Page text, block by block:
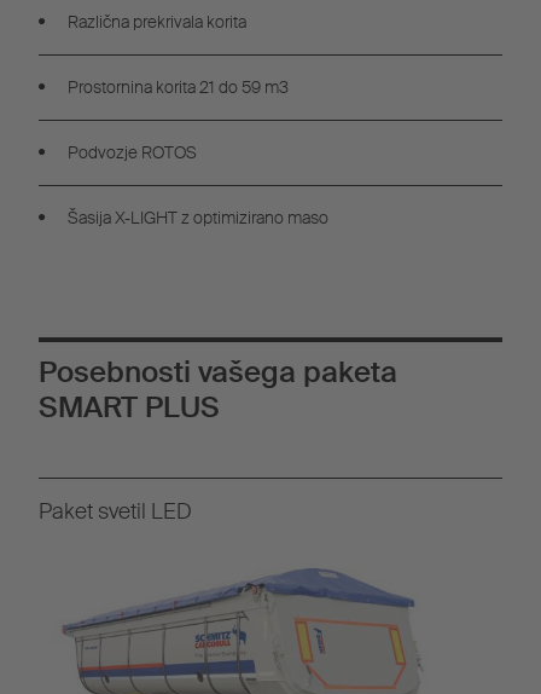
Različna prekrivala korita
Prostornina korita 21 do 59 m3
Podvozje ROTOS
Šasija X-LIGHT z optimizirano maso
Posebnosti vašega paketa
SMART PLUS
Paket svetil LED